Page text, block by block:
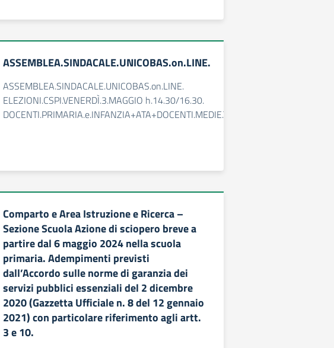
ASSEMBLEA.SINDACALE.UNICOBAS.on.LINE.
ASSEMBLEA.SINDACALE.UNICOBAS.on.LINE.
ELEZIONI.CSPI.VENERDÌ.3.MAGGIO h.14.30/16.30.
DOCENTI.PRIMARIA.e.INFANZIA+ATA+DOCENTI.MEDIE.TEMPO.PROLUNGATO.
Comparto e Area Istruzione e Ricerca –
Sezione Scuola Azione di sciopero breve a
partire dal 6 maggio 2024 nella scuola
primaria. Adempimenti previsti
dall’Accordo sulle norme di garanzia dei
servizi pubblici essenziali del 2 dicembre
2020 (Gazzetta Ufficiale n. 8 del 12 gennaio
2021) con particolare riferimento agli artt.
3 e 10.